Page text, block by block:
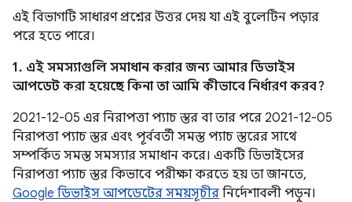
এই বিভাগটি সাধারণ প্রশ্নের উত্তর দেয় যা এই বুলেটিন পড়ার
পরে হতে পারে।
1. এই সমস্যাগুলি সমাধান করার জন্য আমার ডিভাইস
আপডেট করা হয়েছে কিনা তা আমি কীভাবে নির্ধারণ করব?
2021-12-05 এর নিরাপত্তা প্যাচ স্তর বা তার পরে 2021-12-05
নিরাপত্তা প্যাচ স্তর এবং পূর্ববর্তী সমস্ত প্যাচ স্তরের সাথে
সম্পর্কিত সমস্ত সমস্যার সমাধান করে। একটি ডিভাইসের
নিরাপত্তা প্যাচ স্তর কিভাবে পরীক্ষা করতে হয় তা জানতে,
Google ডিভাইস আপডেটের সময়সূচীর নির্দেশাবলী পড়ুন।